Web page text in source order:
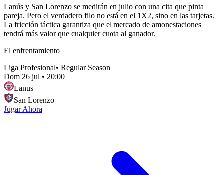
Lanús y San Lorenzo se medirán en julio con una cita que pinta
pareja. Pero el verdadero filo no está en el 1X2, sino en las tarjetas.
La fricción táctica garantiza que el mercado de amonestaciones
tendrá más valor que cualquier cuota al ganador.
El enfrentamiento
Liga Profesional• Regular Season
Dom 26 jul • 20:00
Lanus
San Lorenzo
Jugar Ahora